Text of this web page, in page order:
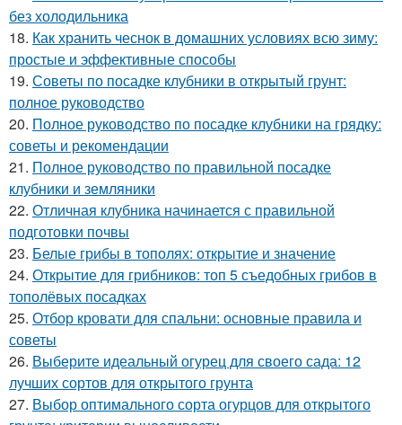
без холодильника
18. Как хранить чеснок в домашних условиях всю зиму:
простые и эффективные способы
19. Советы по посадке клубники в открытый грунт:
полное руководство
20. Полное руководство по посадке клубники на грядку:
советы и рекомендации
21. Полное руководство по правильной посадке
клубники и земляники
22. Отличная клубника начинается с правильной
подготовки почвы
23. Белые грибы в тополях: открытие и значение
24. Открытие для грибников: топ 5 съедобных грибов в
тополёвых посадках
25. Отбор кровати для спальни: основные правила и
советы
26. Выберите идеальный огурец для своего сада: 12
лучших сортов для открытого грунта
27. Выбор оптимального сорта огурцов для открытого